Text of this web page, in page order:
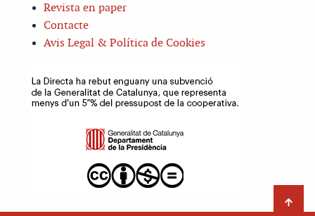
Revista en paper
Contacte
Avis Legal & Política de Cookies